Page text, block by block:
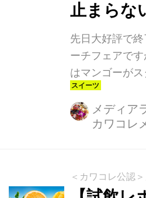
止まらな
先日大好評で
ーチフェアで
はマンゴーが
も美味しくて
メディア
カワコレ
＜カワコレ公認